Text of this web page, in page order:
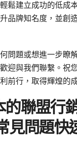
鬆建立成功的低成
品牌知名度，並創
問題或想進一步瞭
迎與我們聯繫。祝
前行，取得輝煌的
的聯盟行
見問題快